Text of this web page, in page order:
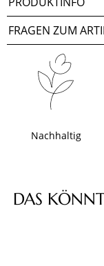
FRAGEN ZUM
Nachhaltig
Produktgalerie
DAS